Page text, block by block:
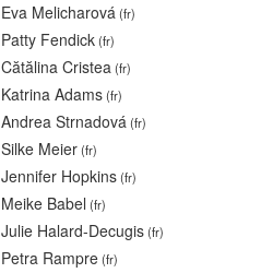
Eva Melicharová(fr)
Patty Fendick(fr)
Cătălina Cristea(fr)
Katrina Adams(fr)
Andrea Strnadová(fr)
Silke Meier(fr)
Jennifer Hopkins(fr)
Meike Babel (fr)
Julie Halard-Decugis(fr)
Petra Rampre(fr)